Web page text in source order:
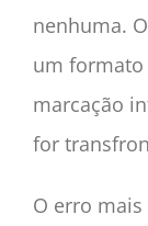
nenhuma.
um
marcação
for
O erro